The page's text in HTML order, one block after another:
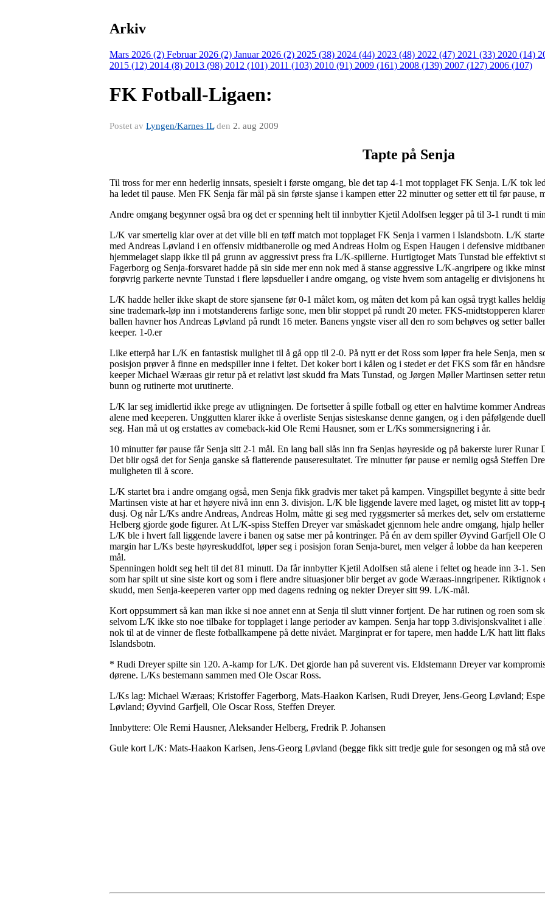
Arkiv
Mars 2026 (2) Februar 2026 (2) Januar 2026 (2) 2025 (38) 2024 (44) 2023 (48) 2022 (47) 2021 (33) 2020 (14)
2015 (12) 2014 (8) 2013 (98) 2012 (101) 2011 (103) 2010 (91) 2009 (161) 2008 (139) 2007 (127) 2006 (107)
FK Fotball-Ligaen:
Postet av Lyngen/Karnes ILden 2. aug 2009
Tapte på Senja
Til tross for mer enn hederlig innsats, spesielt i første omgang, ble det tap 4-1 mot topplaget FK Senja. L/K tok
ha ledet til pause. Men FK Senja får mål på sin første sjanse i kampen etter 22 minutter og setter ett til før pause,
Andre omgang begynner også bra og det er spenning helt til innbytter Kjetil Adolfsen legger på til 3-1 rundt ti
L/K var smertelig klar over at det ville bli en tøff match mot topplaget FK Senja i varmen i Islandsbotn. L/K
med Andreas Løvland i en offensiv midtbanerolle og med Andreas Holm og Espen Haugen i defensive
hjemmelaget slapp ikke til på grunn av aggressivt press fra L/K-spillerne. Hurtigtoget Mats Tunstad ble effektivt
Fagerborg og Senja-forsvaret hadde på sin side mer enn nok med å stanse aggressive L/K-angripere og ikke
forøvrig parkerte nevnte Tunstad i flere løpsdueller i andre omgang, og viste hvem som antagelig er divisjonens
L/K hadde heller ikke skapt de store sjansene før 0-1 målet kom, og måten det kom på kan også trygt kalles
sine trademark-løp inn i motstanderens farlige sone, men blir stoppet på rundt 20 meter. FKS-midtstopperen
ballen havner hos Andreas Løvland på rundt 16 meter. Banens yngste viser all den ro som behøves og setter
keeper. 1-0.er
Like etterpå har L/K en fantastisk mulighet til å gå opp til 2-0. På nytt er det Ross som løper fra hele Senja, men
posisjon prøver å finne en medspiller inne i feltet. Det koker bort i kålen og i stedet er det FKS som får en
keeper Michael Wæraas gir retur på et relativt løst skudd fra Mats Tunstad, og Jørgen Møller Martinsen setter
bunn og rutinerte mot urutinerte.
L/K lar seg imidlertid ikke prege av utligningen. De fortsetter å spille fotball og etter en halvtime kommer
alene med keeperen. Unggutten klarer ikke å overliste Senjas sisteskanse denne gangen, og i den påfølgende
seg. Han må ut og erstattes av comeback-kid Ole Remi Hausner, som er L/Ks sommersignering i år.
10 minutter før pause får Senja sitt 2-1 mål. En lang ball slås inn fra Senjas høyreside og på bakerste lurer Runar
Det blir også det for Senja ganske så flatterende pauseresultatet. Tre minutter før pause er nemlig også Steffen
muligheten til å score.
L/K startet bra i andre omgang også, men Senja fikk gradvis mer taket på kampen. Vingspillet begynte å sitte
Martinsen viste at har et høyere nivå inn enn 3. divisjon. L/K ble liggende lavere med laget, og mistet litt av
dusj. Og når L/Ks andre Andreas, Andreas Holm, måtte gi seg med ryggsmerter så merkes det, selv om
Helberg gjorde gode figurer. At L/K-spiss Steffen Dreyer var småskadet gjennom hele andre omgang, hjalp
L/K ble i hvert fall liggende lavere i banen og satse mer på kontringer. På én av dem spiller Øyvind Garfjell Ole
margin har L/Ks beste høyreskuddfot, løper seg i posisjon foran Senja-buret, men velger å lobbe da han
mål.
Spenningen holdt seg helt til det 81 minutt. Da får innbytter Kjetil Adolfsen stå alene i feltet og heade inn 3-1.
som har spilt ut sine siste kort og som i flere andre situasjoner blir berget av gode Wæraas-inngripener.
skudd, men Senja-keeperen varter opp med dagens redning og nekter Dreyer sitt 99. L/K-mål.
Kort oppsummert så kan man ikke si noe annet enn at Senja til slutt vinner fortjent. De har rutinen og roen som
selvom L/K ikke sto noe tilbake for topplaget i lange perioder av kampen. Senja har topp 3.divisjonskvalitet i
nok til at de vinner de fleste fotballkampene på dette nivået. Marginprat er for tapere, men hadde L/K hatt litt
Islandsbotn.
* Rudi Dreyer spilte sin 120. A-kamp for L/K. Det gjorde han på suverent vis. Eldstemann Dreyer var
dørene. L/Ks bestemann sammen med Ole Oscar Ross.
L/Ks lag: Michael Wæraas; Kristoffer Fagerborg, Mats-Haakon Karlsen, Rudi Dreyer, Jens-Georg Løvland;
Løvland; Øyvind Garfjell, Ole Oscar Ross, Steffen Dreyer.
Innbyttere: Ole Remi Hausner, Aleksander Helberg, Fredrik P. Johansen
Gule kort L/K: Mats-Haakon Karlsen, Jens-Georg Løvland (begge fikk sitt tredje gule for sesongen og må stå